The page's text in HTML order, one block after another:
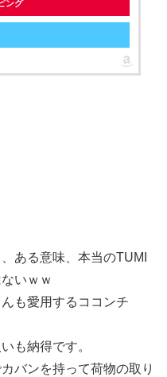
ング
ある意味、本当のTUMI
いｗｗ
も愛用するココンチ
も納得です。
バンを持って荷物の取り